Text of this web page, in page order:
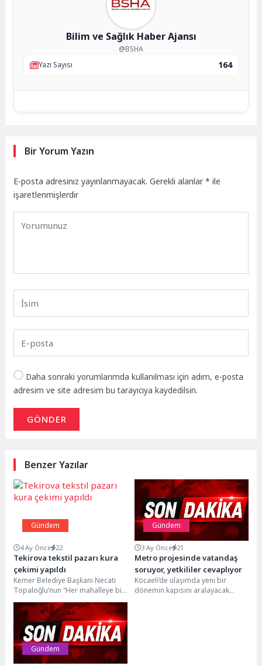
Bilim ve Sağlık Haber Ajansı
@BSHA
Yazı Sayısı
164
Bir Yorum Yazın
E-posta adresiniz yayınlanmayacak. Gerekli alanlar* ile
işaretlenmişlerdir
Daha sonraki yorumlarımda kullanılması için adım, e-posta
adresim ve site adresim bu tarayıcıya kaydedilsin.
GÖNDER
Benzer Yazılar
Gündem
4 Ay Önce 22
Tekirova tekstil pazarı kura
çekimi yapıldı
Kemer Belediye Başkanı Necati
Topaloğlu’nun “Her mahalleye bir
kapalı pazar yeri” projesi
kapsamında Tekirova
Mahallesi’ne...
Gündem
3 Ay Önce 21
Metro projesinde vatandaş
soruyor, yetkililer cevaplıyor
Kocaeli’de ulaşımda yeni bir
dönemin kapısını aralayacak
Gündem